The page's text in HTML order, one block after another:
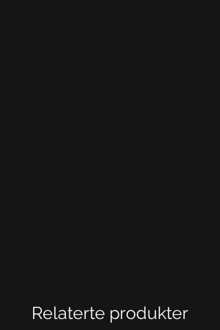
Relaterte produkter